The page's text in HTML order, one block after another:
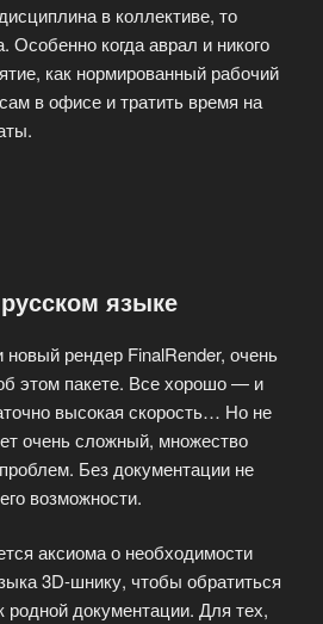
в коллективе, то
Особенно когда аврал и никого
как нормированный рабочий
в офисе и тратить время на
языке
новый рендер FinalRender, очень
этом пакете. Все хорошо — и
высокая скорость… Но не
очень сложный, множество
Без документации не
возможности.
аксиома о необходимости
3D-шнику, чтобы обратиться
родной документации. Для тех,